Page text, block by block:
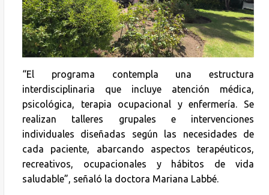
“El programa contempla una estructura
interdisciplinaria que incluye atención médica,
psicológica, terapia ocupacional y enfermería. Se
realizan talleres grupales e intervenciones
individuales diseñadas según las necesidades de
cada paciente, abarcando aspectos terapéuticos,
recreativos, ocupacionales y hábitos de vida
saludable”, señaló la doctora Mariana Labbé.